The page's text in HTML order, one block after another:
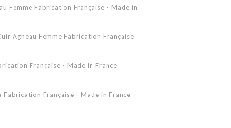
Femme Fabrication Française - Made in
Agneau Femme Fabrication Française
Française - Made in France
Fabrication Française - Made in France
- Made in France